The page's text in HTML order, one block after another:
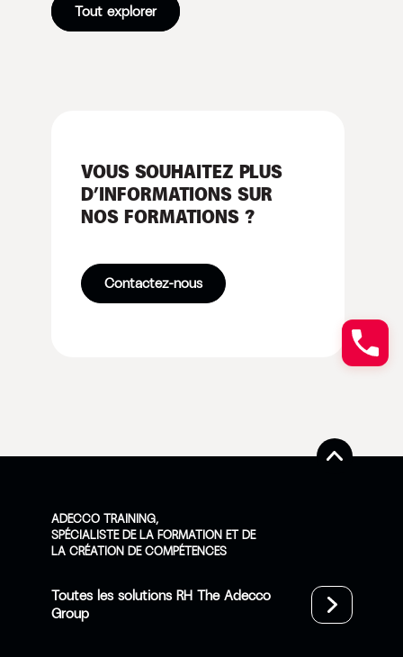
Tout explorer
VOUS SOUHAITEZ PLUS
D’INFORMATIONS SUR
NOS FORMATIONS ?
Contactez-nous
ADECCO TRAINING,
SPÉCIALISTE DE LA FORMATION ET DE
LA CRÉATION DE COMPÉTENCES
Toutes les solutions RH The Adecco
Group